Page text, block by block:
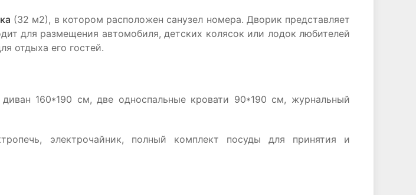
(32 м2), в котором расположен санузел номера. Дворик представляет
для размещения автомобиля, детских колясок или лодок любителей
отдыха его гостей.
160*190 см, две односпальные кровати 90*190 см, журнальный
электрочайник, полный комплект посуды для принятия и